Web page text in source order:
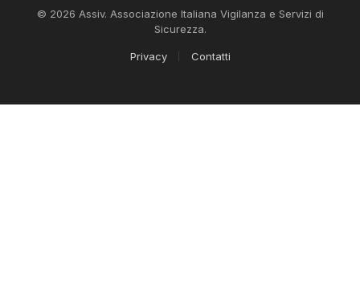
© 2026 Assiv. Associazione Italiana Vigilanza e Servizi di
Sicurezza.
Privacy Contatti